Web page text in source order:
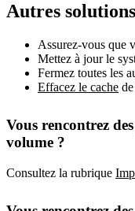
Autres
Assurez-vous que
Mettez à jour le
Fermez toutes les
Effacez le cache
Vous rencontrez
volume ?
Consultez la rubrique